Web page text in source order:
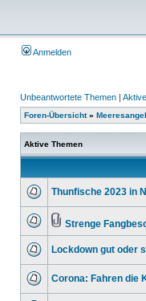
Anmelden
Unbeantwortete Themen |
Foren-Übersicht»
Aktive Themen
Thunfische 2023 in
Strenge
Lockdown gut oder
Corona: Fahren die